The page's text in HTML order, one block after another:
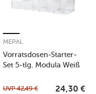
Vorratsdosen-Starter-
Set 5-tlg. Modula Weiß
MEPAL
UVP42,49 € 24,30 €